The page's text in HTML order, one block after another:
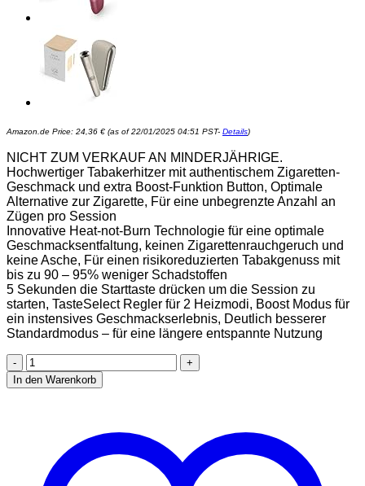
Amazon.de Price: 24,36 € (as of 22/01/2025 04:51 PST- Details)
NICHT ZUM VERKAUF AN MINDERJÄHRIGE.
Hochwertiger Tabakerhitzer mit authentischem Zigaretten-
Geschmack und extra Boost-Funktion Button, Optimale
Alternative zur Zigarette, Für eine unbegrenzte Anzahl an
Zügen pro Session
Innovative Heat-not-Burn Technologie für eine optimale
Geschmacksentfaltung, keinen Zigarettenrauchgeruch und
keine Asche, Für einen risikoreduzierten Tabakgenuss mit
bis zu 90 – 95% weniger Schadstoffen
5 Sekunden die Starttaste drücken um die Session zu
starten, TasteSelect Regler für 2 Heizmodi, Boost Modus für
ein instensives Geschmackserlebnis, Deutlich besserer
Standardmodus – für eine längere entspannte Nutzung
GLO
Hyper
Pro
klassischen
In den Warenkorb